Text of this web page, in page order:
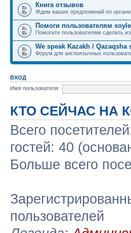
Книга отзывов
Ждем ваших предложений по
Помоги пользователям
Помогите пользователям сделать
We speak Kazakh / Qazaqsha
Форум для англоязычных
ВХОД
Имя пользователя:
КТО СЕЙЧАС НА
Всего
гостей: 40
Больше всего
пользователей